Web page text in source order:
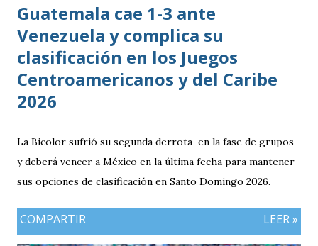
Guatemala cae 1-3 ante
Venezuela y complica su
clasificación en los Juegos
Centroamericanos y del Caribe
2026
La Bicolor sufrió su segunda derrota en la fase de grupos
y deberá vencer a México en la última fecha para mantener
sus opciones de clasificación en Santo Domingo 2026.
COMPARTIR LEER »